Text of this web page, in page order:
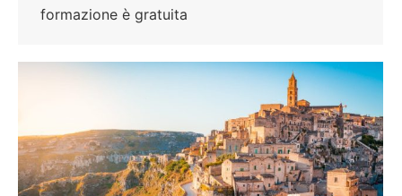
formazione è gratuita